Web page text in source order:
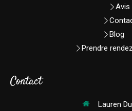
Avis
Blog
Prendre
Contact
Lauren